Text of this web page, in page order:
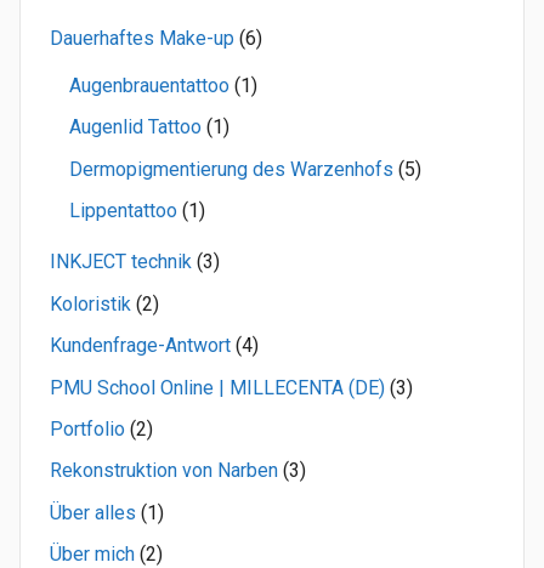
Dauerhaftes Make-up (6)
Augenbrauentattoo (1)
Augenlid Tattoo (1)
Dermopigmentierung des Warzenhofs (5)
Lippentattoo (1)
INKJECT technik (3)
Koloristik (2)
Kundenfrage-Antwort (4)
PMU School Online | MILLECENTA (DE) (3)
Portfolio (2)
Rekonstruktion von Narben (3)
Über alles (1)
Über mich (2)